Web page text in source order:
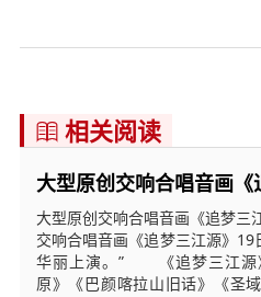
 相关阅读
大型原创交响合唱音画
大型原创交响合唱音画《追梦三
交响合唱音画《追梦三江源》
华丽上演。” 《追梦三江源
原》《巴颜喀拉山旧话》《圣